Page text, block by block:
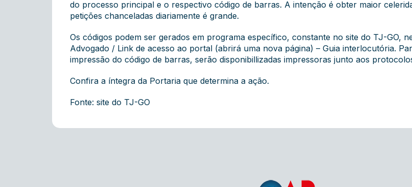
do processo principal e o respectivo código de barras. A intenção é obter maior
petições chanceladas diariamente é grande.
Os códigos podem ser gerados em programa específico, constante no site do TJ-GO,
Advogado / Link de acesso ao portal (abrirá uma nova página) – Guia interlocutória.
impressão do código de barras, serão disponibillizadas impressoras junto aos
Confira a íntegra da Portaria que determina a ação.
Fonte: site do TJ-GO